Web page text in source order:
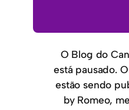
O Blog do
está pausado.
estão sendo
by Romeo,